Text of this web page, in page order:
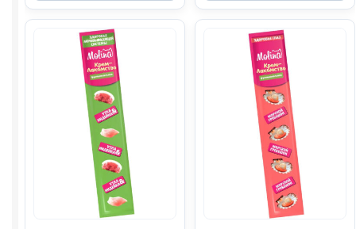
лак.
(ЗДОРОВЫЙ
ЖЕЛУДОК,
УТКА,
КУРИЦА)
поштучно
12г
лак.
(ВЫВЕДЕНИЕ
ШЕРСТИ,
ЛОСОСЬ)
поштучно
12г